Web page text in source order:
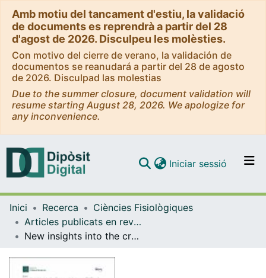
Amb motiu del tancament d'estiu, la validació
de documents es reprendrà a partir del 28
d'agost de 2026. Disculpeu les molèsties.
Con motivo del cierre de verano, la validación de
documentos se reanudará a partir del 28 de agosto
de 2026. Disculpad las molestias
Due to the summer closure, document validation will
resume starting August 28, 2026. We apologize for
any inconvenience.
Navega per tot el DD
Iniciar sessió (current)
Inici Recerca
Ciències Fisiològiques
Articles publicats en revistes (Ciències Fisiològiques)
New insights into the crossroads between EMT and stemness in the context of cancer